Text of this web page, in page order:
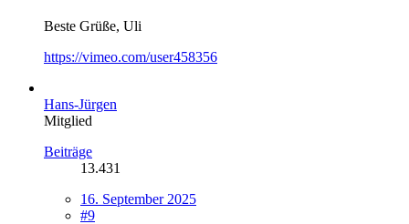
Beste Grüße, Uli
https://vimeo.com/user458356
Hans-Jürgen
Mitglied
Beiträge
13.431
16. September 2025
#9